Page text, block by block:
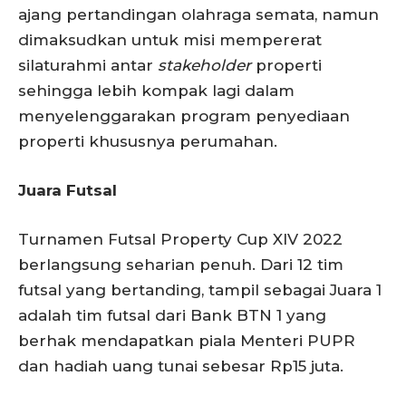
ajang pertandingan olahraga semata, namun
dimaksudkan untuk misi mempererat
silaturahmi antar stakeholderproperti
sehingga lebih kompak lagi dalam
menyelenggarakan program penyediaan
properti khususnya perumahan.
Juara Futsal
Turnamen Futsal Property Cup XIV 2022
berlangsung seharian penuh. Dari 12 tim
futsal yang bertanding, tampil sebagai Juara 1
adalah tim futsal dari Bank BTN 1 yang
berhak mendapatkan piala Menteri PUPR
dan hadiah uang tunai sebesar Rp15 juta.